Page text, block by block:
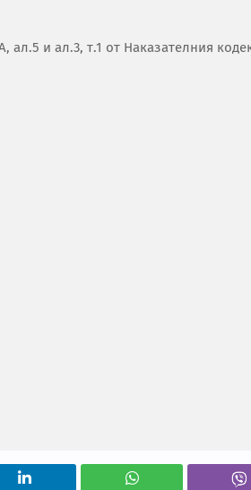
ал.5 и ал.3, т.1 от Наказателния